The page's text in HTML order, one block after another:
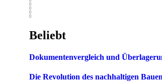
Beliebt
Dokumentenvergleich und
Die Revolution des nachhaltigen